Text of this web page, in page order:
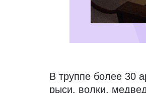
В труппе более 30
рыси, волки,